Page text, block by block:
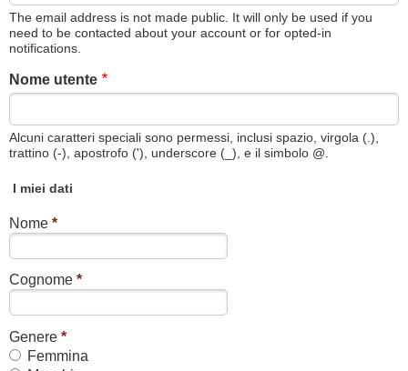
The email address is not made public. It will only be used if you
need to be contacted about your account or for opted-in
notifications.
Nome utente
Alcuni caratteri speciali sono permessi, inclusi spazio, virgola (.),
trattino (-), apostrofo ('), underscore (_), e il simbolo @.
I miei dati
Nome *
Cognome *
Genere *
Femmina